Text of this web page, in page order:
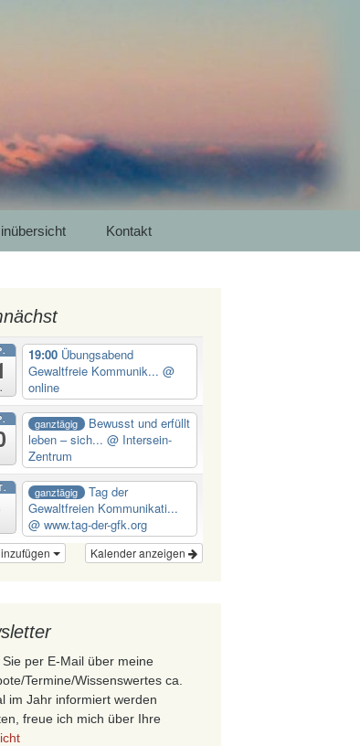
Yoga
in
Kontakt
19:00 Übungsabend
Gewaltfreie Kommunik... @
online
ganztägig
Bewusst und erfüllt
leben – sich... @ Intersein-
Zentrum
ganztägig
Tag der
Gewaltfreien Kommunikati...
@ www.tag-der-gfk.org
Kalender anzeigen
per E-Mail über meine
Termine/Wissenswertes ca.
im Jahr informiert werden
freue ich mich über Ihre